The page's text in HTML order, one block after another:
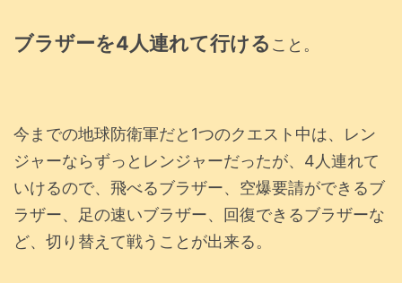
ブラザーを4人連れて行ける こと。
今までの地球防衛軍だと1つのクエスト中は、レン
ジャーならずっとレンジャーだったが、4人連れて
いけるので、飛べるブラザー、空爆要請ができるブ
ラザー、足の速いブラザー、回復できるブラザーな
ど、切り替えて戦うことが出来る。